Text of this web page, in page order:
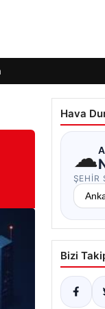
Hava
☁
ŞEHIR
Bizi